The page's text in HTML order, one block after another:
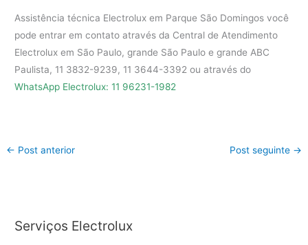
Assistência técnica Electrolux em Parque São Domingos você
pode entrar em contato através da Central de Atendimento
Electrolux em São Paulo, grande São Paulo e grande ABC
Paulista, 11 3832-9239, 11 3644-3392 ou através do
WhatsApp Electrolux: 11 96231-1982
← Post anterior Post seguinte →
Serviços Electrolux